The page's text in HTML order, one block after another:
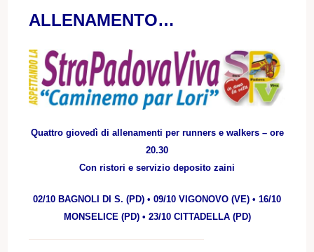
ALLENAMENTO…
Quattro giovedì di allenamenti per runners e walkers – ore
20.30
Con ristori e servizio deposito zaini
02/10 BAGNOLI DI S. (PD) • 09/10 VIGONOVO (VE) • 16/10
MONSELICE (PD) • 23/10 CITTADELLA (PD)